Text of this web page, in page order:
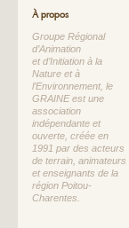
À propos
Groupe Régional
d’Animation
et d’Initiation à la
Nature et à
l’Environnement, le
GRAINE est une
association
indépendante et
ouverte, créée en
1991 par des acteurs
de terrain, animateurs
et enseignants de la
région Poitou-
Charentes.